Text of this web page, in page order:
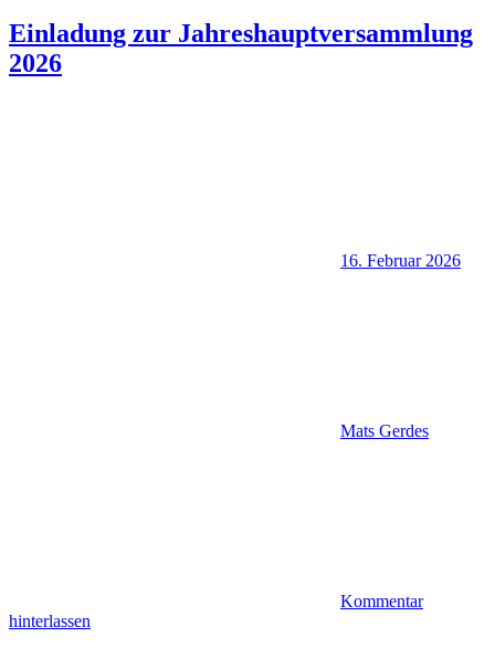
Einladung zur Jahreshauptversammlung
2026
16. Februar 2026
Mats Gerdes
Kommentar
hinterlassen